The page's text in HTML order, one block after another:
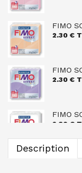
FIMO
2.30 €
FIMO
2.30 €
FIMO
2.30 €
FIMO
Description